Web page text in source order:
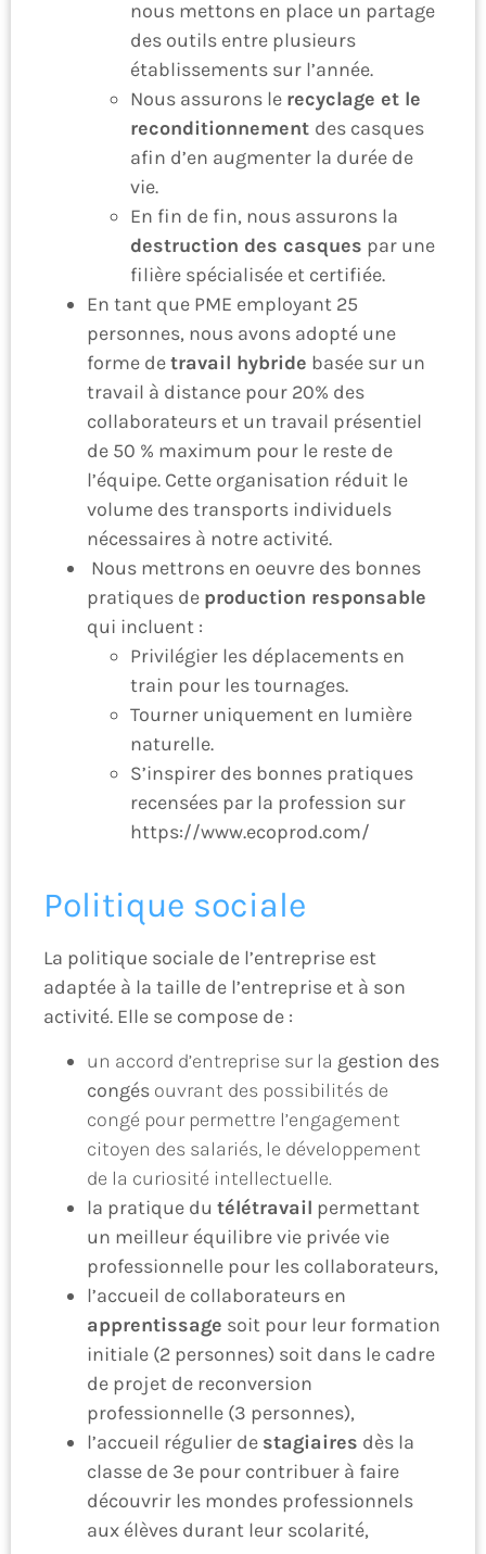
nous mettons en place un partage
des outils entre plusieurs
établissements sur l’année.
Nous assurons le recyclage et le
reconditionnement des casques
afin d’en augmenter la durée de
vie.
En fin de fin, nous assurons la
destruction des casques par une
filière spécialisée et certifiée.
En tant que PME employant 25
personnes, nous avons adopté une
forme detravail hybride basée sur un
travail à distance pour 20% des
collaborateurs et un travail présentiel
de 50 % maximum pour le reste de
l’équipe. Cette organisation réduit le
volume des transports individuels
nécessaires à notre activité.
Nous mettrons en oeuvre des bonnes
pratiques de production responsable
qui incluent :
Privilégier les déplacements en
train pour les tournages.
Tourner uniquement en lumière
naturelle.
S’inspirer des bonnes pratiques
recensées par la profession sur
https://www.ecoprod.com/
Politique sociale
La politique sociale de l’entreprise est
adaptée à la taille de l’entreprise et à son
activité. Elle se compose de :
un accord d’entreprise sur la gestion des
congés ouvrant des possibilités de
congé pour permettre l’engagement
citoyen des salariés, le développement
de la curiosité intellectuelle.
la pratique du télétravail permettant
un meilleur équilibre vie privée vie
professionnelle pour les collaborateurs,
l’accueil de collaborateurs en
apprentissage soit pour leur formation
initiale (2 personnes) soit dans le cadre
de projet de reconversion
professionnelle (3 personnes),
l’accueil régulier de stagiaires dès la
classe de 3e pour contribuer à faire
découvrir les mondes professionnels
aux élèves durant leur scolarité,